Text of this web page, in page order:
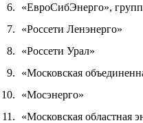
«ЕвроСибЭнерго»,
«Россети Ленэнерго»
«Россети Урал»
«Московская
«Мосэнерго»
«Московская областная